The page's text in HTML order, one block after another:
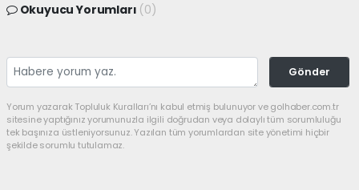
Okuyucu Yorumları (0)
Gönder
Yorum yazarak Topluluk Kuralları’nı kabul etmiş bulunuyor ve golhaber.com.tr
sitesine yaptığınız yorumunuzla ilgili doğrudan veya dolaylı tüm sorumluluğu
tek başınıza üstleniyorsunuz. Yazılan tüm yorumlardan site yönetimi hiçbir
şekilde sorumlu tutulamaz.